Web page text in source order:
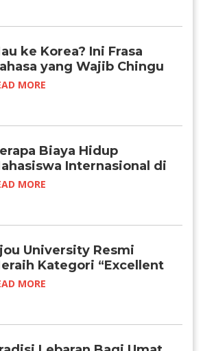
ke Korea? Ini Frasa
yang Wajib Chingu
MORE
Biaya Hidup
Internasional di
per Bulan?
MORE
University Resmi
Kategori “Excellent
University” (IEQAS)
MORE